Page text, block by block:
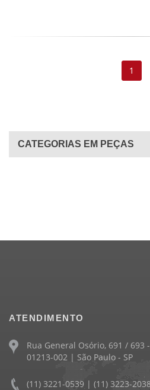
1
CATEGORIAS EM PEÇAS
ATENDIMENTO
Rua General Osório, 691 / 693
01213-002 | São Paulo - SP
(11) 3221-0539 | (11) 3223-